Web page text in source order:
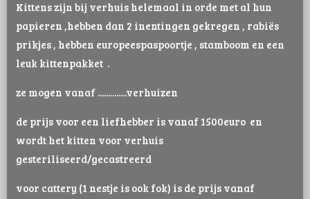
Kittens zijn bij verhuis helemaal in orde met al hun
papieren ,hebben dan 2 inentingen gekregen , rabiës
prikjes , hebben europeespaspoortje , stamboom en een
leuk kittenpakket .
ze mogen vanaf ..............verhuizen
de prijs voor een liefhebber is vanaf 1500euro en
wordt het kitten voor verhuis
gesteriliseerd/gecastreerd
voor cattery (1 nestje is ook fok) is de prijs vanaf